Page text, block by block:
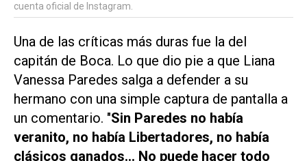
cuenta oficial de Instagram.
Una de las críticas más duras fue la del
capitán de Boca. Lo que dio pie a que Liana
Vanessa Paredes salga a defender a su
hermano con una simple captura de pantalla a
un comentario. "Sin Paredes no había
veranito, no había Libertadores, no había
clásicos ganados... No puede hacer todo